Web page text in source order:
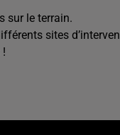
sur le terrain.
sites